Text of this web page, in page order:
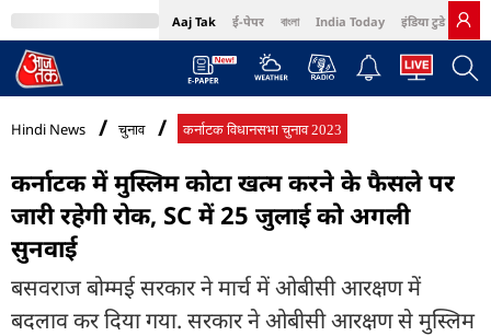
Aaj Tak ई-पेपर বাংলা India Today इंडिया टुडे हिंदी
MumbaiTak Cosmopolitan Harper's Bazaar Northeast
Hindi News चुनाव कर्नाटक विधानसभा चुनाव 2023
कर्नाटक में मुस्लिम कोटा खत्म करने के फैसले पर
जारी रहेगी रोक, SC में 25 जुलाई को अगली
सुनवाई
बसवराज बोम्मई सरकार ने मार्च में ओबीसी आरक्षण में
बदलाव कर दिया गया. सरकार ने ओबीसी आरक्षण से मुस्लिम